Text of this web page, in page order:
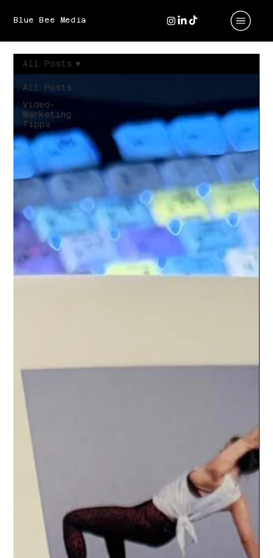
Blue Bee Media
All Posts
Video-
Marketing
Tipps
All Posts